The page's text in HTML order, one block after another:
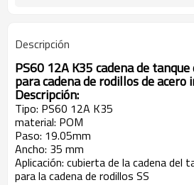
Descripción
PS60 12A K35 cadena de
para cadena de rodillos de acero
Descripción:
Tipo: PS60 12A K35
material: POM
Paso: 19.05mm
Ancho: 35 mm
Aplicación: cubierta de la cadena del
para la cadena de rodillos SS